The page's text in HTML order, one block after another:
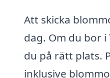
Att skicka
dag. Om du bor
du på rätt plats.
inklusive